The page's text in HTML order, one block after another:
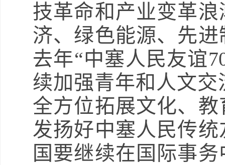
技革命和产业变革
济、绿色能源、先
去年“中塞人民友谊
续加强青年和人文
全方位拓展文化、
发扬好中塞人民传
国要继续在国际事